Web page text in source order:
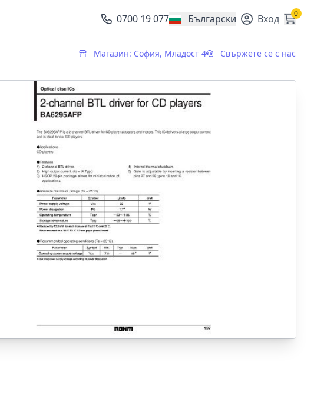
0700 19 077 Български
, change currency Вход 0
Магазин: София, Младост 4 Свържете се с нас